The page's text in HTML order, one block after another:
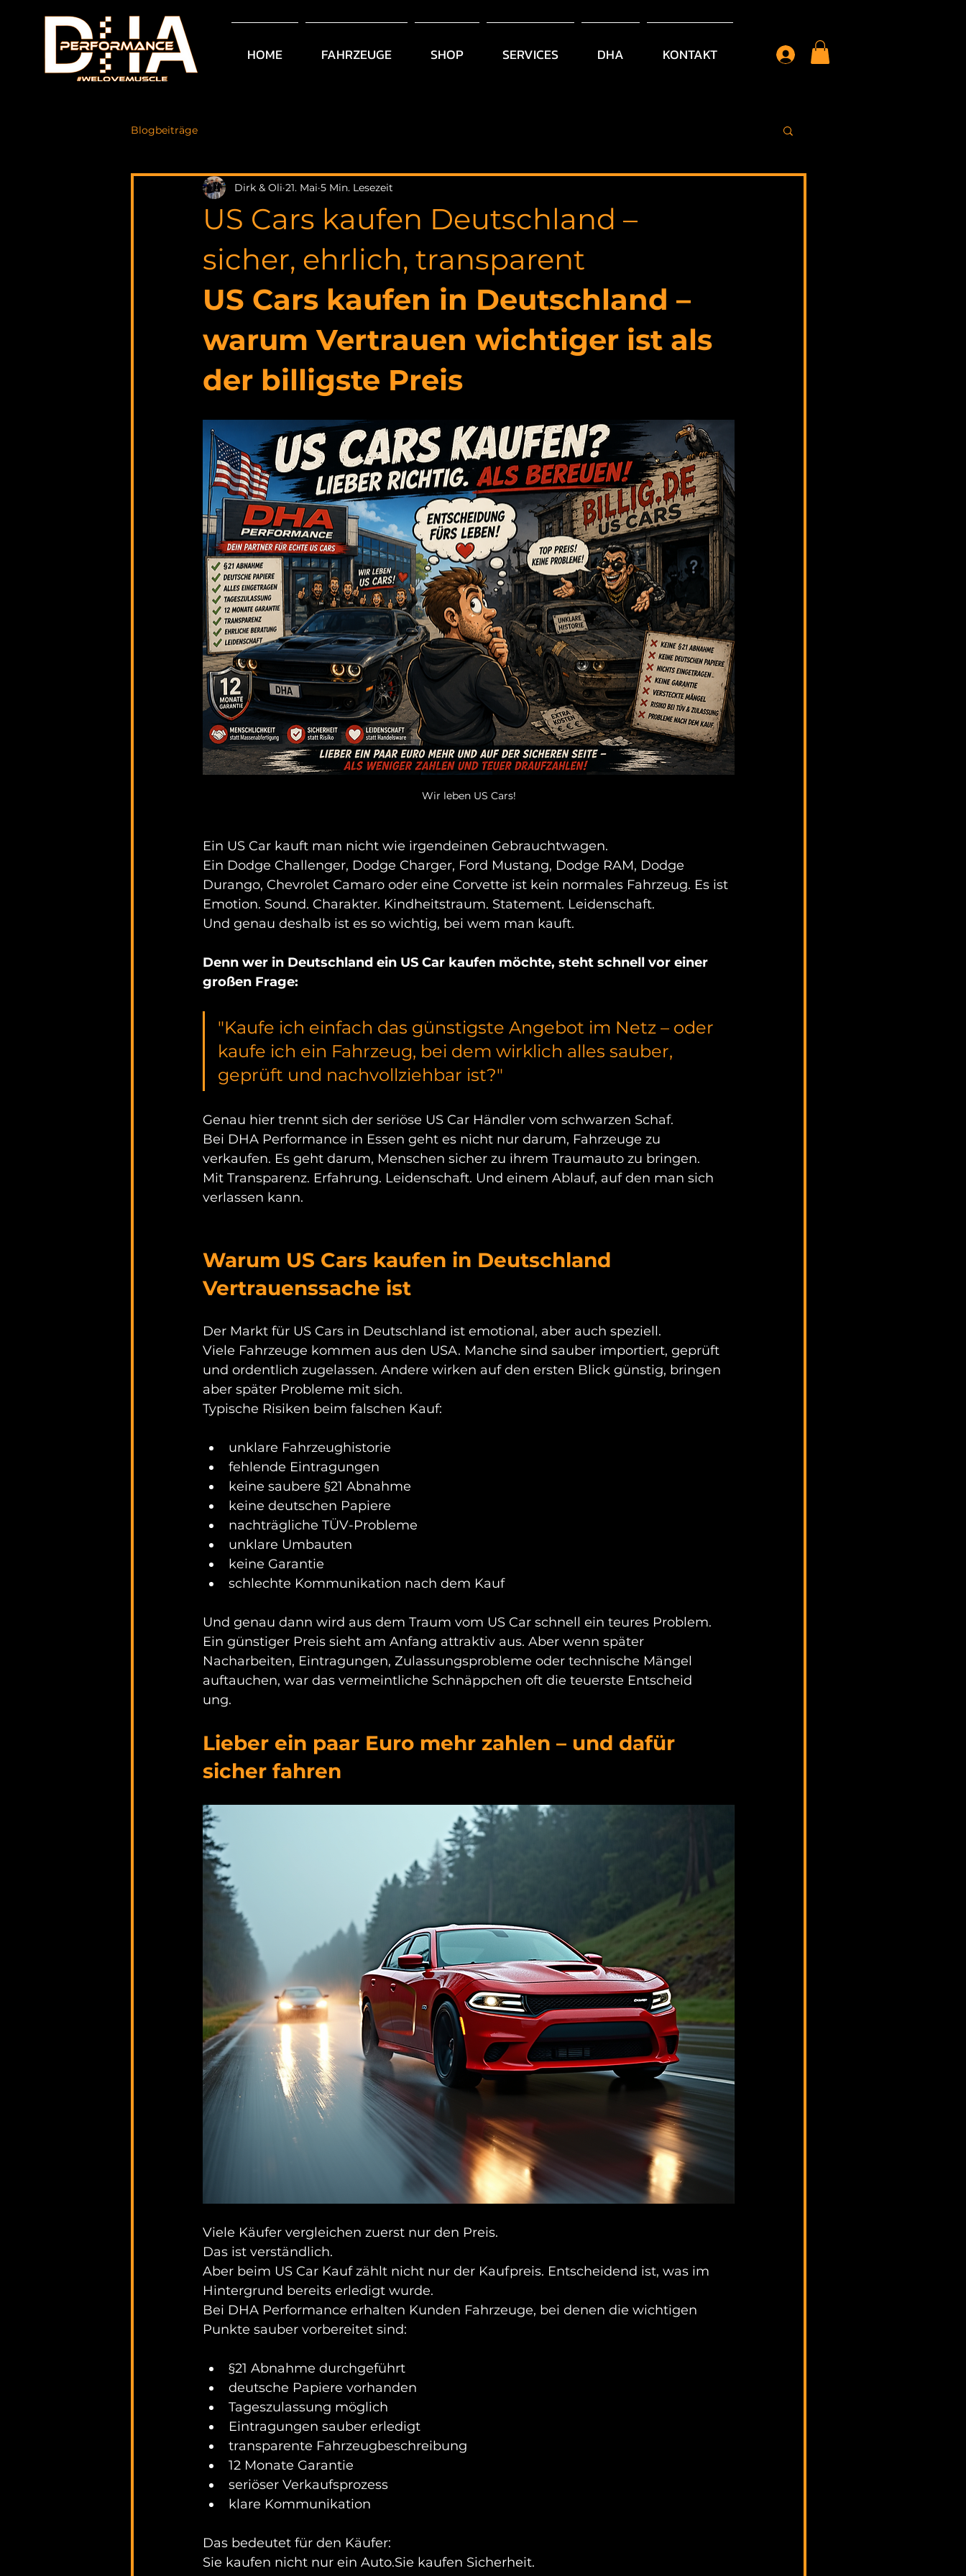
HOME FAHRZEUGE SHOP SERVICES DHA KONTAKT
Blogbeiträge
US Cars kaufen Deutschland –
sicher, ehrlich, transparent
Dirk & Oli 21. Mai 5 Min. Lesezeit
US Cars kaufen in Deutschland –
warum Vertrauen wichtiger ist als
der billigste Preis
Wir leben US Cars!
Ein US Car kauft man nicht wie irgendeinen Gebrauchtwagen.
Ein Dodge Challenger, Dodge Charger, Ford Mustang, Dodge RAM, Dodge
Durango, Chevrolet Camaro oder eine Corvette ist kein normales Fahrzeug. Es ist
Emotion. Sound. Charakter. Kindheitstraum. Statement. Leidenschaft.
Und genau deshalb ist es so wichtig, bei wem man kauft.
Denn wer in Deutschland ein US Car kaufen möchte, steht schnell vor einer
großen Frage:
"Kaufe ich einfach das günstigste Angebot im Netz – oder
kaufe ich ein Fahrzeug, bei dem wirklich alles sauber,
geprüft und nachvollziehbar ist?"
Genau hier trennt sich der seriöse US Car Händler vom schwarzen Schaf.
Bei DHA Performance in Essen geht es nicht nur darum, Fahrzeuge zu
verkaufen. Es geht darum, Menschen sicher zu ihrem Traumauto zu bringen.
Mit Transparenz. Erfahrung. Leidenschaft. Und einem Ablauf, auf den man sich
verlassen kann.
Warum US Cars kaufen in Deutschland
Vertrauenssache ist
Der Markt für US Cars in Deutschland ist emotional, aber auch speziell.
Viele Fahrzeuge kommen aus den USA. Manche sind sauber importiert, geprüft
und ordentlich zugelassen. Andere wirken auf den ersten Blick günstig, bringen
aber später Probleme mit sich.
Typische Risiken beim falschen Kauf:
unklare Fahrzeughistorie
fehlende Eintragungen
keine saubere §21 Abnahme
keine deutschen Papiere
nachträgliche TÜV-Probleme
unklare Umbauten
keine Garantie
schlechte Kommunikation nach dem Kauf
Und genau dann wird aus dem Traum vom US Car schnell ein teures Problem.
Ein günstiger Preis sieht am Anfang attraktiv aus. Aber wenn später
Nacharbeiten, Eintragungen, Zulassungsprobleme oder technische Mängel
auftauchen, war das vermeintliche Schnäppchen oft die teuerste Entscheid
ung.
Lieber ein paar Euro mehr zahlen – und dafür
sicher fahren
Viele Käufer vergleichen zuerst nur den Preis.
Das ist verständlich.
Aber beim US Car Kauf zählt nicht nur der Kaufpreis. Entscheidend ist, was im
Hintergrund bereits erledigt wurde.
Bei DHA Performance erhalten Kunden Fahrzeuge, bei denen die wichtigen
Punkte sauber vorbereitet sind:
§21 Abnahme durchgeführt
deutsche Papiere vorhanden
Tageszulassung möglich
Eintragungen sauber erledigt
transparente Fahrzeugbeschreibung
12 Monate Garantie
seriöser Verkaufsprozess
klare Kommunikation
Das bedeutet für den Käufer:
Sie kaufen nicht nur ein Auto.Sie kaufen Sicherheit.